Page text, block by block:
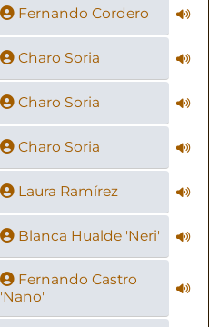
Fernando Cordero
Charo Soria
Charo Soria
Charo Soria
Laura Ramírez
Blanca Hualde 'Neri'
Fernando Castro
'Nano'